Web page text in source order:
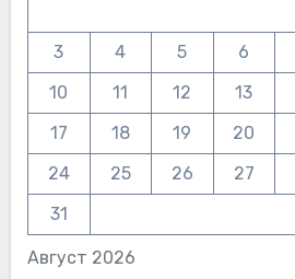
Август 2026
3
4 5 6
10
11 12 13
17
18 19 20
24
25 26 27
31